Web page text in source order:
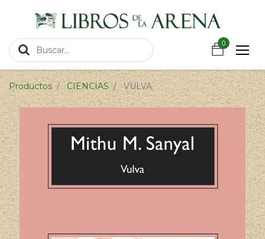
0
0
Productos CIENCIAS VULVA